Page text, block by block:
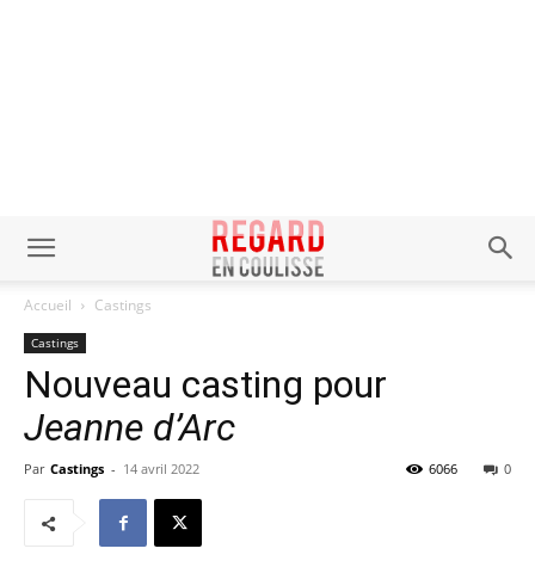
Accueil Castings
Castings
Nouveau casting pour
Jeanne d’Arc
Par Castings - 14 avril 2022 0
6066